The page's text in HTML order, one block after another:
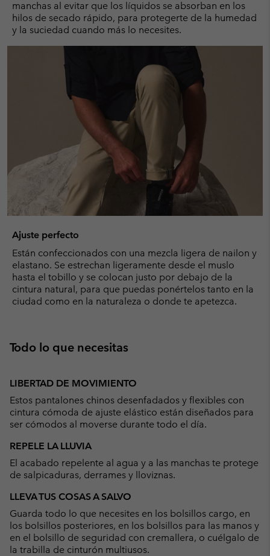
manchas al evitar que los líquidos se absorban en los
hilos de secado rápido, para protegerte de la humedad
y la suciedad cuando más lo necesites.
Ajuste perfecto
Están confeccionados con una mezcla ligera de nailon y
elastano. Se estrechan ligeramente desde el muslo
hasta el tobillo y se colocan justo por debajo de la
cintura natural, para que puedas ponértelos tanto en la
ciudad como en la naturaleza o donde te apetezca.
Todo lo que necesitas
LIBERTAD DE MOVIMIENTO
Estos pantalones chinos desenfadados y flexibles con
cintura cómoda de ajuste elástico están diseñados para
ser cómodos al moverse durante todo el día.
REPELE LA LLUVIA
El acabado repelente al agua y a las manchas te protege
de salpicaduras, derrames y lloviznas.
LLEVA TUS COSAS A SALVO
Guarda todo lo que necesites en los bolsillos cargo, en
los bolsillos posteriores, en los bolsillos para las manos y
en el bolsillo de seguridad con cremallera, o cuélgalo de
la trabilla de cinturón multiusos.